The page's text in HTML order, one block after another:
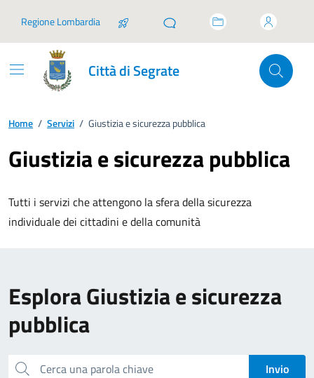
Regione Lombardia
Città di Segrate
Home / Servizi / Giustizia e sicurezza pubblica
Giustizia e sicurezza pubblica
Tutti i servizi che attengono la sfera della sicurezza
individuale dei cittadini e della comunità
Esplora Giustizia e sicurezza
pubblica
Cerca una parola chiave Invio